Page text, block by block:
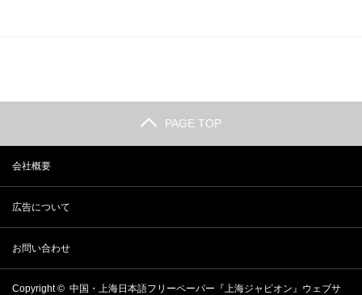
PAGE TOP
会社概要
広告について
お問い合わせ
Copyright © 中国・上海日本語フリーペーパー『上海ジャピオン』ウェブサ